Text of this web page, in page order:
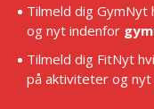
Tilmeld dig
og nyt indenfor
Tilmeld dig FitNyt
på aktiviteter og